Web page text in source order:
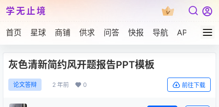
学无止境
首页 星球 商铺 供求 问答 快报 导航 APP下载
灰色清新简约风开题报告PPT模板
论文答辩 2 年前 0 前往下载